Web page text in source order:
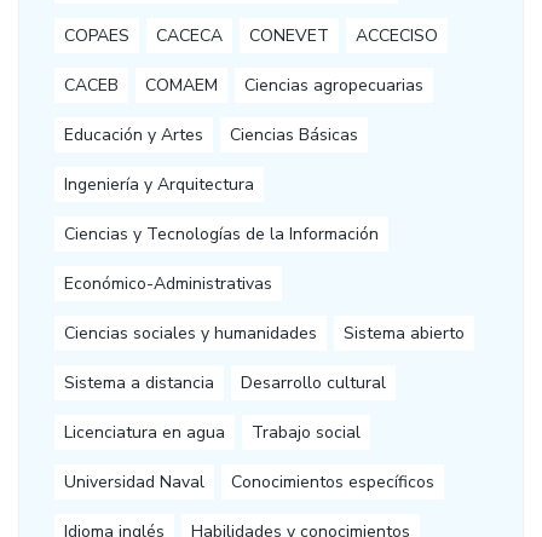
COPAES CACECA CONEVET ACCECISO
CACEB COMAEM Ciencias agropecuarias
Educación y Artes Ciencias Básicas
Ingeniería y Arquitectura
Ciencias y Tecnologías de la Información
Económico-Administrativas
Ciencias sociales y humanidades Sistema abierto
Sistema a distancia Desarrollo cultural
Licenciatura en agua Trabajo social
Universidad Naval Conocimientos específicos
Idioma inglés Habilidades y conocimientos